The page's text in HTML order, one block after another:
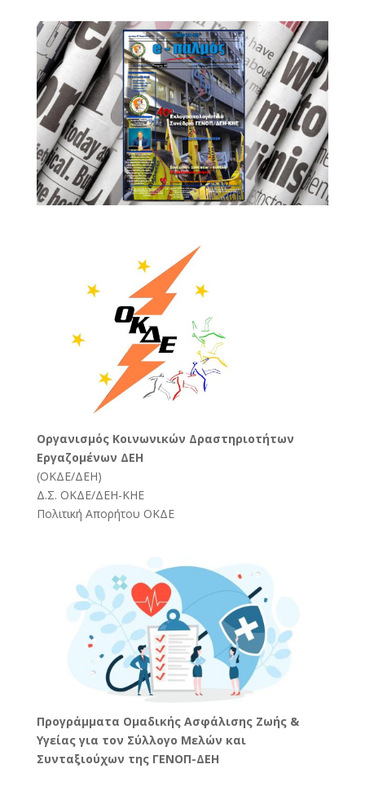
Oργανισμός Κοινωνικών Δραστηριοτήτων
Εργαζομένων ΔΕΗ
(ΟΚΔΕ/ΔΕΗ)
Δ.Σ. ΟΚΔΕ/ΔΕΗ-ΚΗΕ
Πολιτική Απορήτου ΟΚΔΕ
Προγράμματα Ομαδικής Ασφάλισης Ζωής &
Υγείας για τον Σύλλογο Μελών και
Συνταξιούχων της ΓΕΝΟΠ-ΔΕΗ